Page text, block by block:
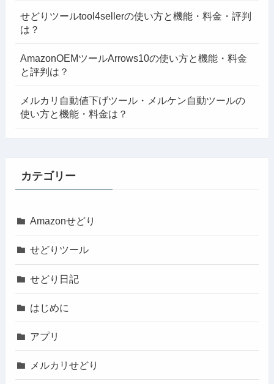
せどりツールtool4sellerの使い方と機能・料金・評判
は？
AmazonOEMツールArrows10の使い方と機能・料金
と評判は？
メルカリ自動値下げツール・メルケン自動ツールの
使い方と機能・料金は？
カテゴリー
Amazonせどり
せどりツール
せどり日記
はじめに
アプリ
メルカリせどり